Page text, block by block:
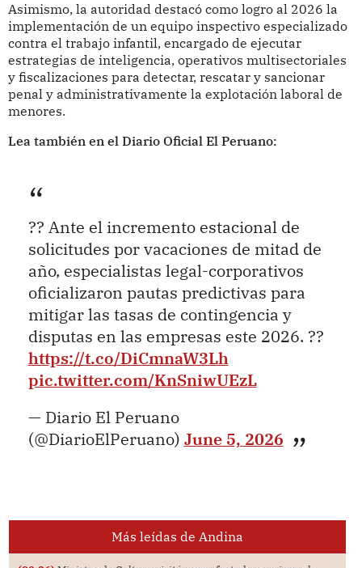
Asimismo, la autoridad destacó como logro al 2026 la
implementación de un equipo inspectivo especializado
contra el trabajo infantil, encargado de ejecutar
estrategias de inteligencia, operativos multisectoriales
y fiscalizaciones para detectar, rescatar y sancionar
penal y administrativamente la explotación laboral de
menores.
Lea también en el Diario Oficial El Peruano:
?? Ante el incremento estacional de
solicitudes por vacaciones de mitad de
año, especialistas legal-corporativos
oficializaron pautas predictivas para
mitigar las tasas de contingencia y
disputas en las empresas este 2026. ??
https://t.co/DiCmnaW3Lh
pic.twitter.com/KnSniwUEzL
— Diario El Peruano
(@DiarioElPeruano) June 5, 2026
Más leídas de Andina